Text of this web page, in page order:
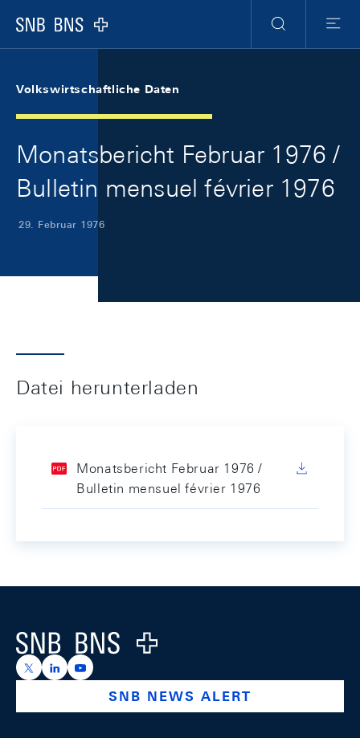
Logo
Suche
Menu
Volkswirtschaftliche Daten
Monatsbericht Februar 1976 /
Bulletin mensuel février 1976
29. Februar 1976
Datei herunterladen
Monatsbericht Februar 1976 /
Bulletin mensuel février 1976
Logo
https://x.com/snb_bns
https://ch.linkedin.com/company/swiss-national-
https://www.youtube.com/@swissnationalbank
SNB NEWS ALERT